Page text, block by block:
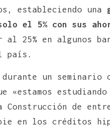
estableciendo una
el 5% con sus
al 25% en algunos
país.
un seminario
«estamos
Construcción de
en los créditos